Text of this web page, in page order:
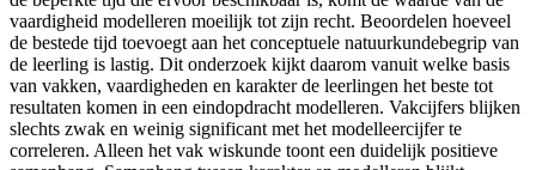
vaardigheid modelleren moeilijk tot zijn recht. Beoordelen hoeveel
de bestede tijd toevoegt aan het conceptuele natuurkundebegrip van
de leerling is lastig. Dit onderzoek kijkt daarom vanuit welke basis
van vakken, vaardigheden en karakter de leerlingen het beste tot
resultaten komen in een eindopdracht modelleren. Vakcijfers blijken
slechts zwak en weinig significant met het modelleercijfer te
correleren. Alleen het vak wiskunde toont een duidelijk positieve